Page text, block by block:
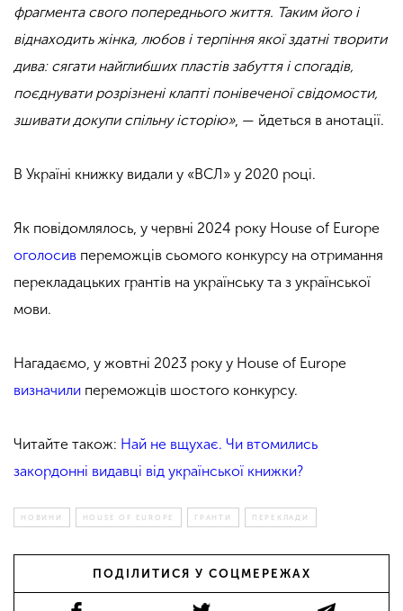
фрагмента свого попереднього життя. Таким його і
віднаходить жінка, любов і терпіння якої здатні творити
дива: сягати найглибших пластів забуття і спогадів,
поєднувати розрізнені клапті понівеченої свідомости,
зшивати докупи спільну історію», — йдеться в анотації.
В Україні книжку видали у «ВСЛ» у 2020 році.
Як повідомлялось, у червні 2024 року House of Europe
оголосив переможців сьомого конкурсу на отримання
перекладацьких грантів на українську та з української
мови.
Нагадаємо, у жовтні 2023 року у House of Europe
визначили переможців шостого конкурсу.
Читайте також: Най не вщухає. Чи втомились
закордонні видавці від української книжки?
НОВИНИ HOUSE OF EUROPE ГРАНТИ ПЕРЕКЛАДИ
ПОДІЛИТИСЯ У СОЦМЕРЕЖАХ